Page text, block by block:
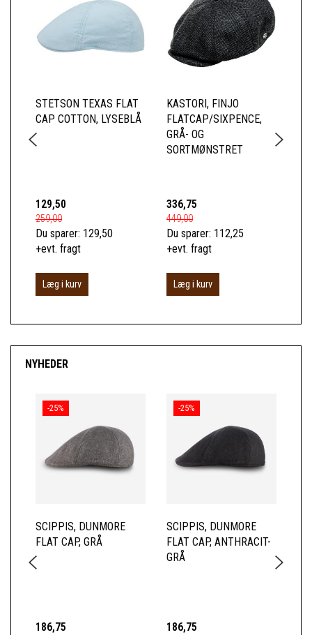
STETSON TEXAS FLAT
CAP COTTON, LYSEBLÅ
129,50
259,00
Du sparer: 129,50
+evt. fragt
Læg i kurv
KASTORI, FINJO
FLATCAP/SIXPENCE,
GRÅ- OG
SORTMØNSTRET
336,75
449,00
Du sparer: 112,25
+evt. fragt
Læg i kurv
NYHEDER
-25%
SCIPPIS, DUNMORE
FLAT CAP, GRÅ
186,75
-25%
SCIPPIS, DUNMORE
FLAT CAP, ANTHRACIT-
GRÅ
186,75